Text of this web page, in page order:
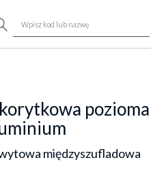
międzyszufladowa